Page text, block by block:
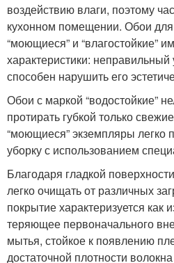
воздействию влаги, поэтому
кухонном помещении. Обои
“моющиеся” и “влагостойкие”
характеристики:
способен нарушить его
Обои с маркой “водостойкие”
протирать губкой только
“моющиеся” экземпляры легко
уборку с использованием
Благодаря гладкой
легко очищать от различных
покрытие характеризуется как
теряющее первоначального
мытья, стойкое к появлению
достаточной плотности